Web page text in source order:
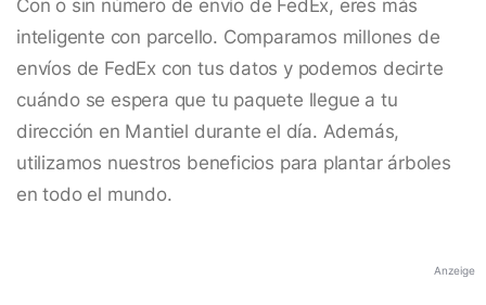
Con o sin número de envío de FedEx, eres más
inteligente con parcello. Comparamos millones de
envíos de FedEx con tus datos y podemos decirte
cuándo se espera que tu paquete llegue a tu
dirección en Mantiel durante el día. Además,
utilizamos nuestros beneficios para plantar árboles
en todo el mundo.
Anzeige